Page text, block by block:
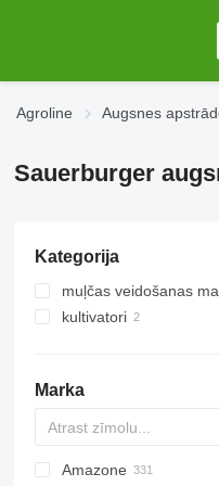
Agroline Augsnes
Sauerburger
Kategorija
muļčas veidošanas
mulčētāji traktoram
kultivatori
Marka
AS
Multivator
Combiplow
Jaguar
AT30
8
AGD
KM180
FV
Amazone